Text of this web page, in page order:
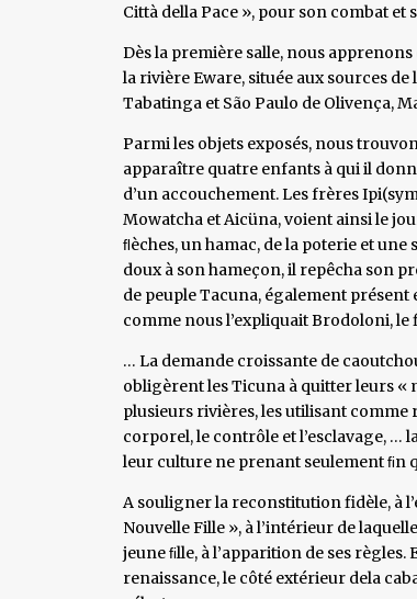
Città della Pace », pour son combat
Dès la première salle, nous
la rivière Eware, située aux sources
Tabatinga et São Paulo de Olivença,
Parmi les objets exposés, nous
apparaître quatre enfants à qui il
d’un accouchement. Les frères
Mowatcha et Aicüna, voient ainsi le
ﬂèches, un hamac, de la poterie et une
doux à son hameçon, il repêcha son
de peuple Tacuna, également
comme nous l’expliquait Brodoloni, le
… La demande croissante de
obligèrent les Ticuna à quitter leurs «
plusieurs rivières, les utilisant
corporel, le contrôle et l’esclavage, …
leur culture ne prenant seulement ﬁn
A souligner la reconstitution fidèle, à
Nouvelle Fille », à l’intérieur de
jeune ﬁlle, à l’apparition de ses
renaissance, le côté extérieur dela